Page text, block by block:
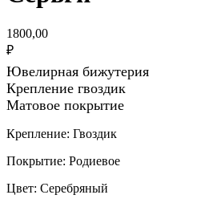
1800,00
₽
Ювелирная бижутерия
Крепление гвоздик
Матовое покрытие
Крепление: Гвоздик
Покрытие: Родиевое
Цвет: Серебряный